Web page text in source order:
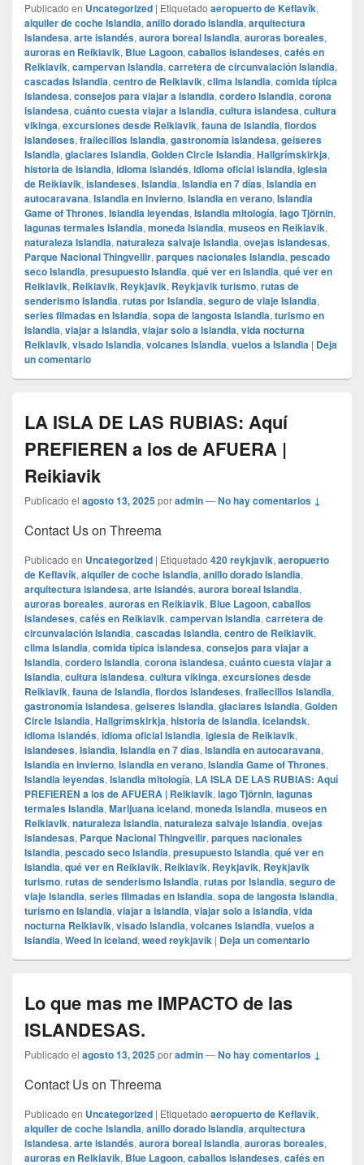
Publicado en Uncategorized | Etiquetado aeropuerto de Keflavík,
alquiler de coche Islandia, anillo dorado Islandia, arquitectura
islandesa, arte islandés, aurora boreal Islandia, auroras boreales,
auroras en Reikiavik, Blue Lagoon, caballos islandeses, cafés en
Reikiavik, campervan Islandia, carretera de circunvalación Islandia,
cascadas Islandia, centro de Reikiavik, clima Islandia, comida típica
islandesa, consejos para viajar a Islandia, cordero Islandia, corona
islandesa, cuánto cuesta viajar a Islandia, cultura islandesa, cultura
vikinga, excursiones desde Reikiavik, fauna de Islandia, fiordos
islandeses, frailecillos Islandia, gastronomía islandesa, geiseres
Islandia, glaciares Islandia, Golden Circle Islandia, Hallgrímskirkja,
historia de Islandia, idioma islandés, idioma oficial Islandia, iglesia
de Reikiavik, islandeses, Islandia, Islandia en 7 días, Islandia en
autocaravana, Islandia en invierno, Islandia en verano, Islandia
Game of Thrones, Islandia leyendas, Islandia mitología, lago Tjörnin,
lagunas termales Islandia, moneda Islandia, museos en Reikiavik,
naturaleza Islandia, naturaleza salvaje Islandia, ovejas islandesas,
Parque Nacional Thingvellir, parques nacionales Islandia, pescado
seco Islandia, presupuesto Islandia, qué ver en Islandia, qué ver en
Reikiavik, Reikiavik, Reykjavik, Reykjavik turismo, rutas de
senderismo Islandia, rutas por Islandia, seguro de viaje Islandia,
series filmadas en Islandia, sopa de langosta Islandia, turismo en
Islandia, viajar a Islandia, viajar solo a Islandia, vida nocturna
Reikiavik, visado Islandia, volcanes Islandia, vuelos a Islandia | Deja
un comentario
LA ISLA DE LAS RUBIAS: Aquí
PREFIEREN a los de AFUERA |
Reikiavik
Publicado el agosto 13, 2025poradmin—No hay comentarios ↓
Contact Us on Threema
Publicado en Uncategorized | Etiquetado 420 reykjavik, aeropuerto
de Keflavík, alquiler de coche Islandia, anillo dorado Islandia,
arquitectura islandesa, arte islandés, aurora boreal Islandia,
auroras boreales, auroras en Reikiavik, Blue Lagoon, caballos
islandeses, cafés en Reikiavik, campervan Islandia, carretera de
circunvalación Islandia, cascadas Islandia, centro de Reikiavik,
clima Islandia, comida típica islandesa, consejos para viajar a
Islandia, cordero Islandia, corona islandesa, cuánto cuesta viajar a
Islandia, cultura islandesa, cultura vikinga, excursiones desde
Reikiavik, fauna de Islandia, fiordos islandeses, frailecillos Islandia,
gastronomía islandesa, geiseres Islandia, glaciares Islandia, Golden
Circle Islandia, Hallgrímskirkja, historia de Islandia, Icelandsk,
idioma islandés, idioma oficial Islandia, iglesia de Reikiavik,
islandeses, Islandia, Islandia en 7 días, Islandia en autocaravana,
Islandia en invierno, Islandia en verano, Islandia Game of Thrones,
Islandia leyendas, Islandia mitología, LA ISLA DE LAS RUBIAS: Aquí
PREFIEREN a los de AFUERA | Reikiavik, lago Tjörnin, lagunas
termales Islandia, Marijuana iceland, moneda Islandia, museos en
Reikiavik, naturaleza Islandia, naturaleza salvaje Islandia, ovejas
islandesas, Parque Nacional Thingvellir, parques nacionales
Islandia, pescado seco Islandia, presupuesto Islandia, qué ver en
Islandia, qué ver en Reikiavik, Reikiavik, Reykjavik, Reykjavik
turismo, rutas de senderismo Islandia, rutas por Islandia, seguro de
viaje Islandia, series filmadas en Islandia, sopa de langosta Islandia,
turismo en Islandia, viajar a Islandia, viajar solo a Islandia, vida
nocturna Reikiavik, visado Islandia, volcanes Islandia, vuelos a
Islandia, Weed in iceland, weed reykjavik | Deja un comentario
Lo que mas me IMPACTO de las
ISLANDESAS.
Publicado el agosto 13, 2025poradmin—No hay comentarios ↓
Contact Us on Threema
Publicado en Uncategorized | Etiquetado aeropuerto de Keflavík,
alquiler de coche Islandia, anillo dorado Islandia, arquitectura
islandesa, arte islandés, aurora boreal Islandia, auroras boreales,
auroras en Reikiavik, Blue Lagoon, caballos islandeses, cafés en